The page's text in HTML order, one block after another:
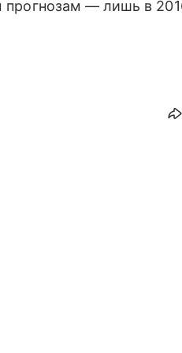
прогнозам — лишь в